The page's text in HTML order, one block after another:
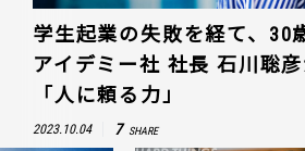
学生起業の失敗を経て、30
アイデミー社 社長 石川聡
「人に頼る力」
2023.10.04 7 SHARE